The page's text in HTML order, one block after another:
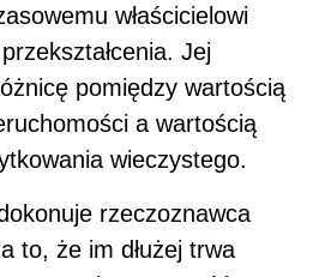
właścicielowi
Jej
pomiędzy wartością
a wartością
wieczystego.
rzeczoznawca
to, że im dłużej trwa